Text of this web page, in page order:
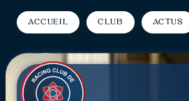
Accueil Club Actus